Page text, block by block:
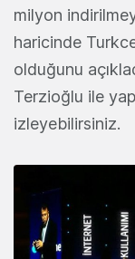
milyon
haricinde
olduğunu
Terzioğlu ile
izleyebilirsiniz.